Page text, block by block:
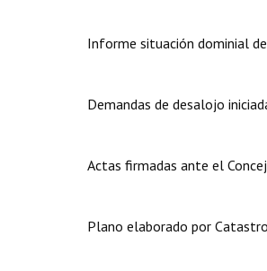
Informe situación dominial
Demandas de desalojo
Actas firmadas ante el
Plano elaborado por